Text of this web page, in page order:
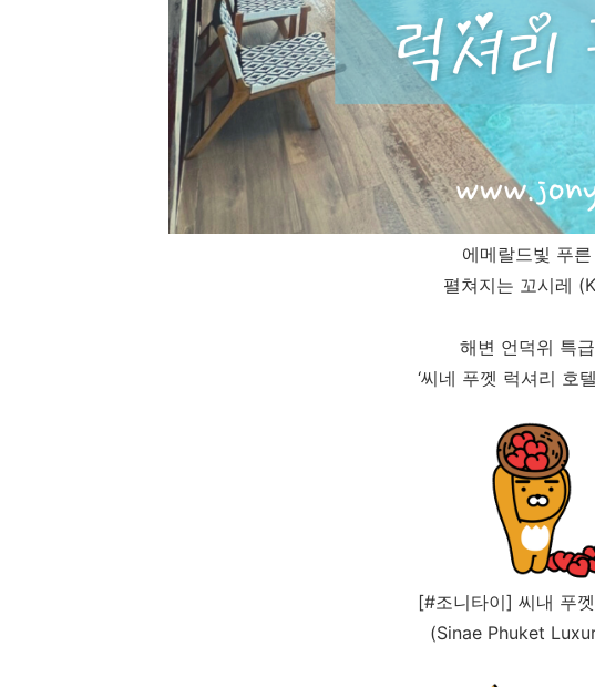
에메랄드빛 푸
펼쳐지는 꼬시레
해변 언덕위 특
‘씨네 푸껫 럭셔리 호
[#조니타이] 씨내 푸
(Sinae Phuket